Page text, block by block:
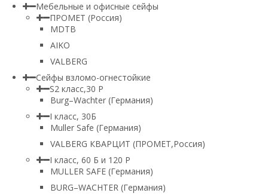
Мебельные и офисные сейфы
ПРОМЕТ (Россия)
MDTB
AIKO
VALBERG
Сейфы взломо-огнестойкие
S2 класс,30 Р
Burg–Wachter (Германия)
I класс, 30Б
Muller Safe (Германия)
VALBERG КВАРЦИТ (ПРОМЕТ,Россия)
I класс, 60 Б и 120 Р
MULLER SAFE (Германия)
BURG–WACHTER (Германия)